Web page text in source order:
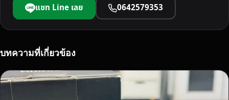
ค
ร
า
)
ร
แชท Line เลย 0642579353
บทความที่เกี่ยวข้อง